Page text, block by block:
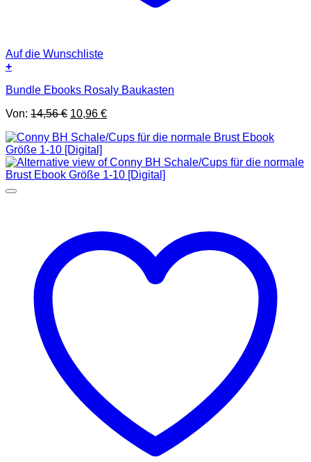
Auf die Wunschliste
+
Bundle Ebooks Rosaly Baukasten
Von: 14,56€ Ursprünglicher
war:
14,56 €
10,96 €Aktueller
ist: